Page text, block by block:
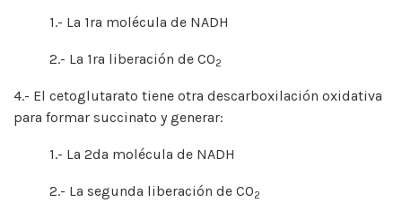
1.- La 1ra molécula de NADH
2.- La 1ra liberación de CO2
4.- El cetoglutarato tiene otra descarboxilación oxidativa
para formar succinato y generar:
1.- La 2da molécula de NADH
2.- La segunda liberación de CO2